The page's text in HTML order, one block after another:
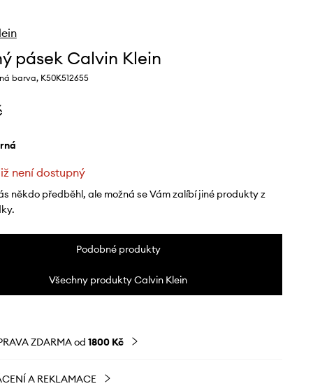
pásek Calvin Klein
barva, K50K512655
není dostupný
někdo předběhl, ale možná se Vám zalíbí jiné produkty z
Podobné produkty
Všechny produkty Calvin Klein
ZDARMA od 1800 Kč
A REKLAMACE